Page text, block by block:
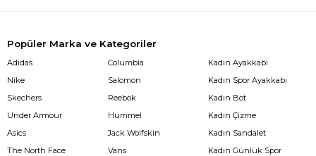
Popüler Marka ve Kategoriler
Adidas
Nike
Skechers
Under Armour
Asics
The North Face
Columbia
Salomon
Reebok
Hummel
Jack Wolfskin
Vans
Kadın Ayakkabı
Kadın Spor Ayakkabı
Kadın Bot
Kadın Çizme
Kadın Sandalet
Kadın Günlük Spor